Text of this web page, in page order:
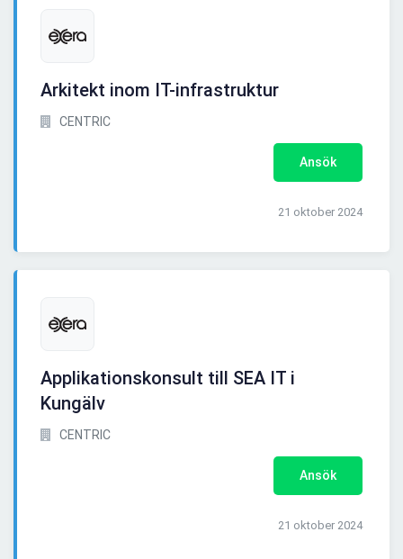
Arkitekt inom IT-infrastruktur
CENTRIC
Ansök
21 oktober 2024
Applikationskonsult till SEA IT i
Kungälv
CENTRIC
Ansök
21 oktober 2024